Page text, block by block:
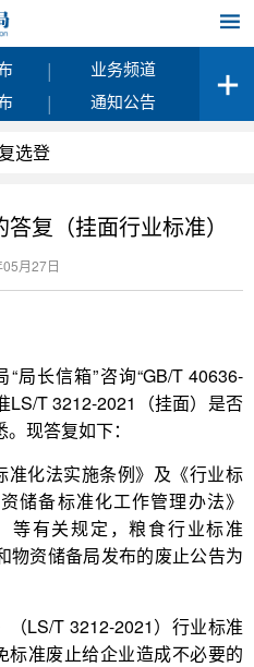
|
业务频道
| 通知公告
选登
复（挂面行业标准）
月27日
局长信箱”咨询“GB/T 40636-
LS/T 3212-2021（挂面）是否
现答复如下：
准化法实施条例》及《行业标
储备标准化工作管理办法》
等有关规定，粮食行业标准
物资储备局发布的废止公告为
LS/T 3212-2021）行业标准
标准废止给企业造成不必要的